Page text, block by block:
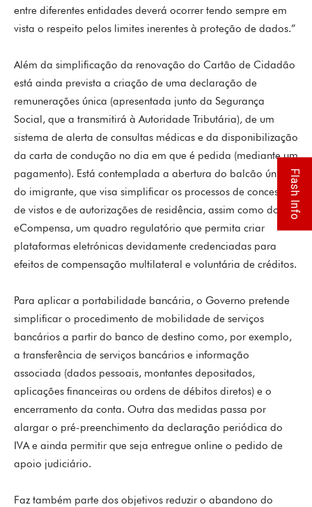
entre diferentes entidades deverá ocorrer tendo sempre em
vista o respeito pelos limites inerentes à proteção de dados.”
Além da simplificação da renovação do Cartão de Cidadão
está ainda prevista a criação de uma declaração de
remunerações única (apresentada junto da Segurança
Social, que a transmitirá à Autoridade Tributária), de um
sistema de alerta de consultas médicas e da disponibilização
da carta de condução no dia em que é pedida (mediante um
pagamento). Está contemplada a abertura do balcão único
do imigrante, que visa simplificar os processos de concessão
de vistos e de autorizações de residência, assim como do
eCompensa, um quadro regulatório que permita criar
plataformas eletrónicas devidamente credenciadas para
efeitos de compensação multilateral e voluntária de créditos.
Para aplicar a portabilidade bancária, o Governo pretende
simplificar o procedimento de mobilidade de serviços
bancários a partir do banco de destino como, por exemplo,
a transferência de serviços bancários e informação
associada (dados pessoais, montantes depositados,
aplicações financeiras ou ordens de débitos diretos) e o
encerramento da conta. Outra das medidas passa por
alargar o pré-preenchimento da declaração periódica do
IVA e ainda permitir que seja entregue online o pedido de
apoio judiciário.
Faz também parte dos objetivos reduzir o abandono do
Flash Info